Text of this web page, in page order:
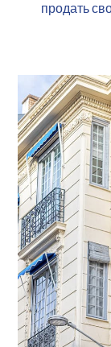
продать